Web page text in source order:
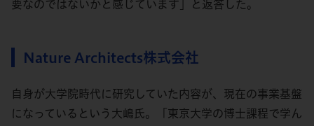
要なのではないかと感じています」と返答した。
Nature Architects株式会社
自身が大学院時代に研究していた内容が、現在の事業基盤
になっているという大嶋氏。「東京大学の博士課程で学ん